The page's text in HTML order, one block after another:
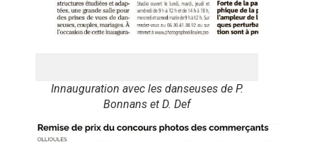
Innauguration avec les danseuses de P.
Bonnans et D. Def